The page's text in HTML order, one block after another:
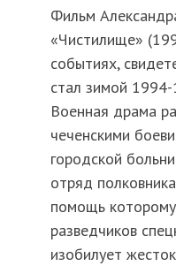
Фильм
«Чистилище»
событиях,
стал зимой
Военная драма
чеченскими
городской
отряд
помощь которому
разведчиков
изобилует